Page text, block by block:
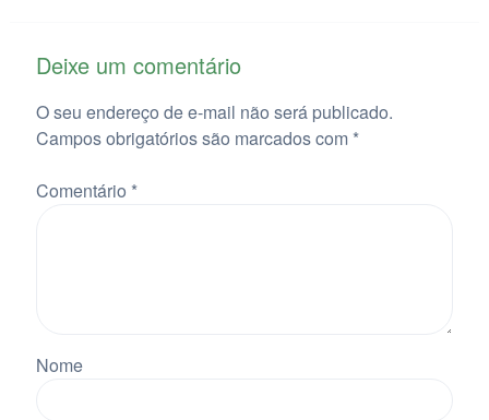
Deixe um comentário
O seu endereço de e-mail não será publicado.
Campos obrigatórios são marcados com *
Comentário *
Nome